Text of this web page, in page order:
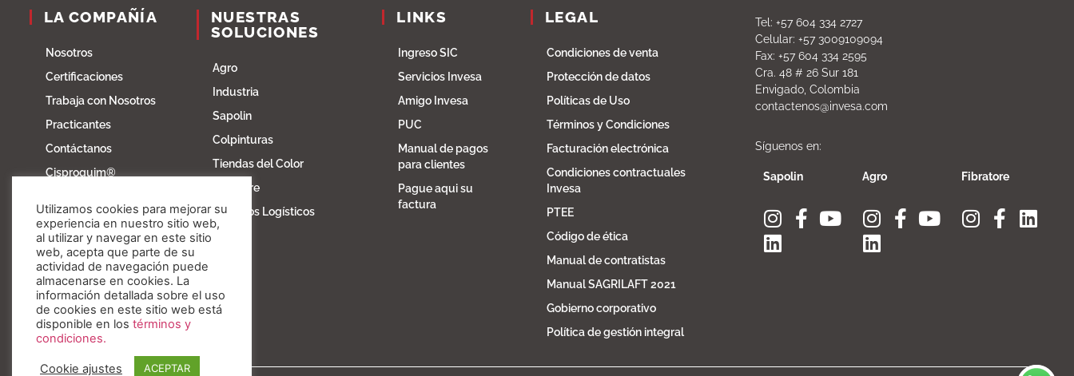
LA COMPAÑÍA
Nosotros
Certificaciones
Trabaja con Nosotros
Practicantes
Contáctanos
Cisproquim®
Blog
Fundación Invesa
Nuestros valores
NUESTRAS
SOLUCIONES
Agro
Industria
Sapolin
Colpinturas
Tiendas del Color
Fibratore
Servicios Logísticos
LINKS
Ingreso SIC
Servicios Invesa
Amigo Invesa
PUC
Manual de pagos
para clientes
Pague aqui su
factura
LEGAL
Condiciones de venta
Protección de datos
Políticas de Uso
Términos y Condiciones
Facturación electrónica
Condiciones contractuales
Invesa
PTEE
Código de ética
Manual de contratistas
Manual SAGRILAFT 2021
Gobierno corporativo
Política de gestión integral
Tel: +57 604 334 2727
Celular: +57 3009109094
Fax: +57 604 334 2595
Cra. 48 # 26 Sur 181
Envigado, Colombia
contactenos@invesa.com
Síguenos en:
Sapolin Agro Fibratore
Utilizamos cookies para mejorar su
experiencia en nuestro sitio web,
al utilizar y navegar en este sitio
web, acepta que parte de su
actividad de navegación puede
almacenarse en cookies. La
información detallada sobre el uso
de cookies en este sitio web está
disponible en los términos y
condiciones.
Cookie ajustes ACEPTAR